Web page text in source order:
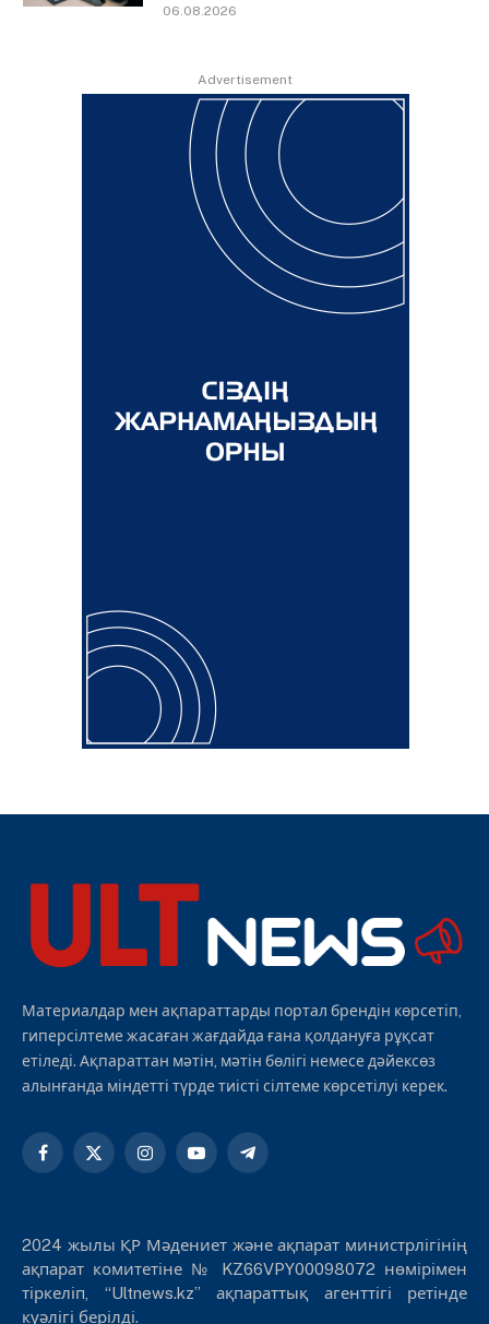
06.08.2026
Advertisement
Материалдар мен ақпараттарды портал брендін көрсетіп,
гиперсілтеме жасаған жағдайда ғана қолдануға рұқсат
етіледі. Ақпараттан мәтін, мәтін бөлігі немесе дәйексөз
алынғанда міндетті түрде тиісті сілтеме көрсетілуі керек.
Facebook
X
InstagramYouTubeTelegram
2024 жылы ҚР Мәдениет және ақпарат министрлігінің
ақпарат комитетіне № KZ66VPY00098072 нөмірімен
тіркеліп, “Ultnews.kz” ақпараттық агенттігі ретінде
куәлігі берілді.